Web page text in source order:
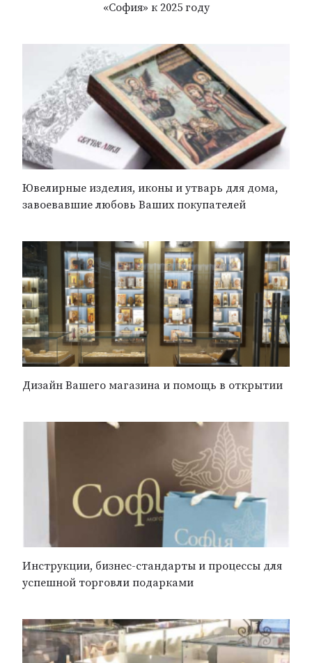
«София» к 2025 году
Ювелирные изделия, иконы и утварь для дома,
завоевавшие любовь Ваших покупателей
Дизайн Вашего магазина и помощь в открытии
Инструкции, бизнес-стандарты и процессы для
успешной торговли подарками